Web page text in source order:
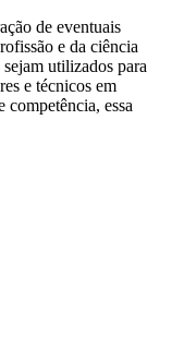
de eventuais
e da ciência
utilizados para
e técnicos em
essa